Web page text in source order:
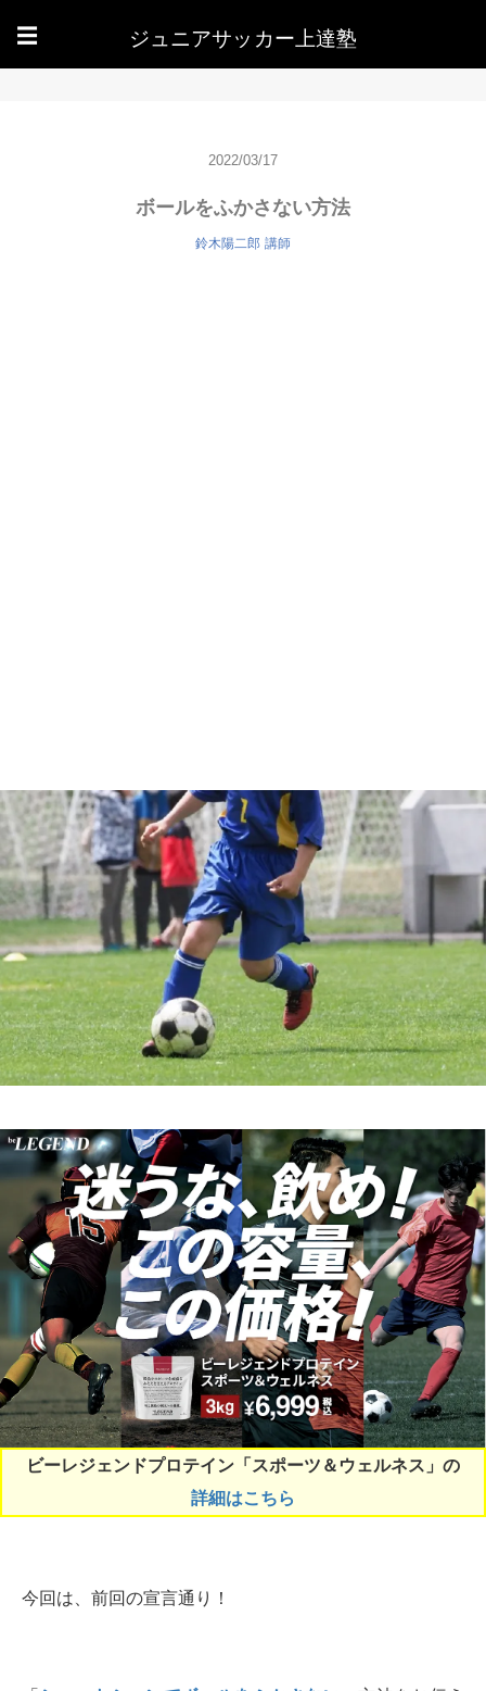
☰ ジュニアサッカー上達塾
2022/03/17
ボールをふかさない方法
鈴木陽二郎 講師
ビーレジェンドプロテイン「スポーツ＆ウェルネス」の
詳細はこちら
今回は、前回の宣言通り！